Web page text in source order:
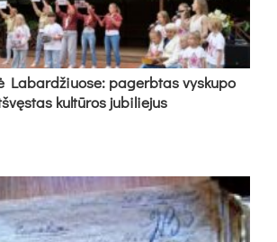
La­bar­džiuo­se: pa­gerb­tas vys­ku­po
kul­tū­ros ju­bi­lie­jus